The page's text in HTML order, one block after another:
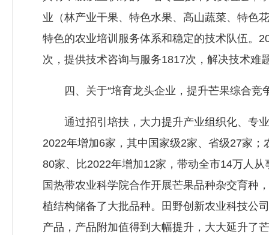
业（林产业干果、特色水果、高山蔬菜、特色
特色的农业培训服务体系和稳定的技术队伍。
次，提供技术咨询与服务1817次，解决技术难
四、关于“培育龙头企业，提升芒果综合竞
通过招引培扶，大力提升产业组织化、专业
2022年增加6家，其中国家级2家、省级27家
80家、比2022年增加12家，带动全市14万人
国热带农业科学院合作开展芒果品种杂交育种
植结构储备了大批品种。田野创新农业科技公
产品，产品附加值得到大幅提升，大大延升了